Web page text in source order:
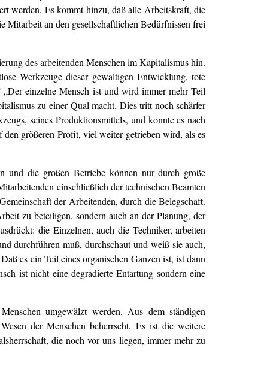
werden. Es kommt hinzu, daß alle Arbeitskraft, die
Mitarbeit an den gesellschaftlichen Bedürfnissen frei
des arbeitenden Menschen im Kapitalismus hin.
Werkzeuge dieser gewaltigen Entwicklung, tote
„Der einzelne Mensch ist und wird immer mehr Teil
zu einer Qual macht. Dies tritt noch schärfer
seines Produktionsmittels, und konnte es nach
größeren Profit, viel weiter getrieben wird, als es
und die großen Betriebe können nur durch große
einschließlich der technischen Beamten
der Arbeitenden, durch die Belegschaft.
zu beteiligen, sondern auch an der Planung, der
die Einzelnen, auch die Techniker, arbeiten
durchführen muß, durchschaut und weiß sie auch,
es ein Teil eines organischen Ganzen ist, ist dann
ist nicht eine degradierte Entartung sondern eine
umgewälzt werden. Aus dem ständigen
der Menschen beherrscht. Es ist die weitere
die noch vor uns liegen, immer mehr zu